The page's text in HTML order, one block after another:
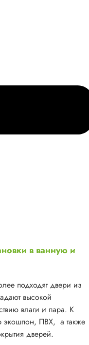
в ванную и
подходят двери из
высокой
влаги и пара. К
экошпон, ПВХ, а также
дверей.